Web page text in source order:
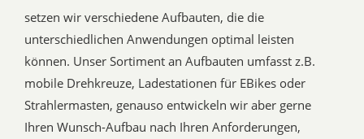
setzen wir verschiedene Aufbauten, die die
unterschiedlichen Anwendungen optimal leisten
können. Unser Sortiment an Aufbauten umfasst z.B.
mobile Drehkreuze, Ladestationen für EBikes oder
Strahlermasten, genauso entwickeln wir aber gerne
Ihren Wunsch-Aufbau nach Ihren Anforderungen,